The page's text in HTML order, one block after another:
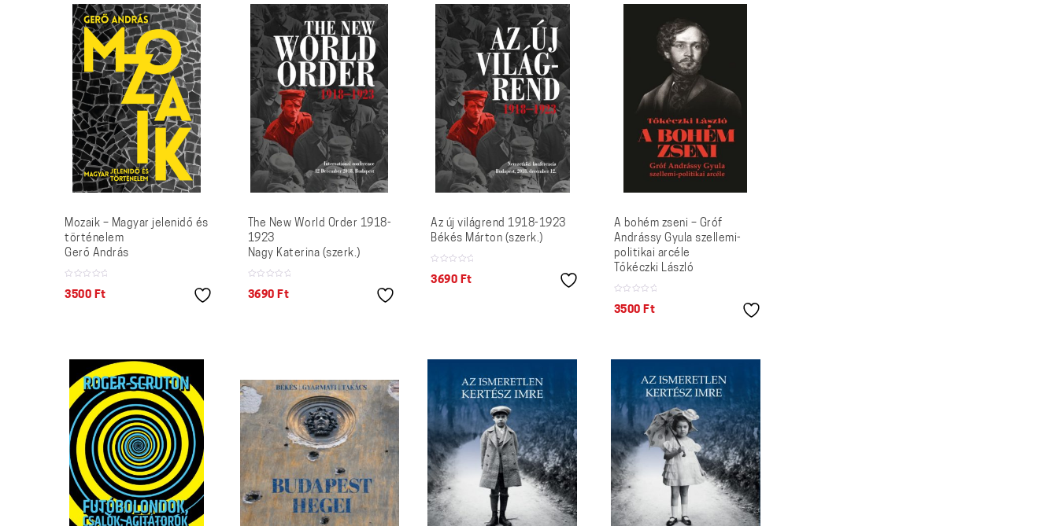
Mozaik – Magyar jelenidő és
történelem
Gerő András
3500 Ft
The New World Order 1918-
1923
Nagy Katerina (szerk.)
3690 Ft
Az új világrend 1918-1923
Békés Márton (szerk.)
3690 Ft
A bohém zseni – Gróf
Andrássy Gyula szellemi-
politikai arcéle
Tőkéczki László
3500 Ft